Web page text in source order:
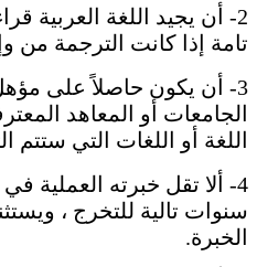
2- أن يجيد اللغة العربية
تامة إذا كانت الترجمة من
3- أن يكون حاصلاً على
الجامعات أو المعاهد
اللغة أو اللغات التي ستتم
4- ألا تقل خبرته
سنوات تالية للتخرج ،
الخبرة.